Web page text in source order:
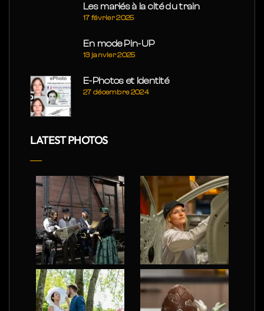
Les mariés à la cité du train
17 février 2025
En mode Pin-UP
13 janvier 2025
E-Photos et Identité
27 décembre 2024
LATEST PHOTOS